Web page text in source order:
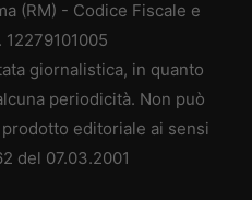
(RM) - Codice Fiscale e
12279101005
giornalistica, in quanto
periodicità. Non può
editoriale ai sensi
del 07.03.2001